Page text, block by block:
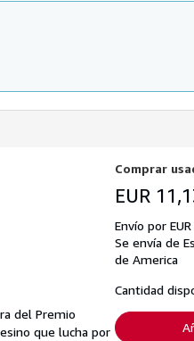
del Premio
que lucha por
Comprar
EUR
Envío por
Se envía de
de America
Cantidad